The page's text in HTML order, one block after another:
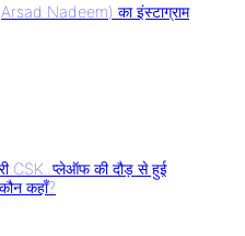
Nadeem) का इंस्टाग्राम
CSK..प्लेऑफ की दौड़ से हुई
कहाँ?